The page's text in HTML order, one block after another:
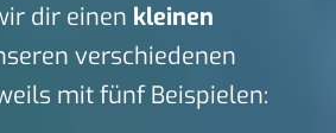
dir einen kleinen
verschiedenen
mit fünf Beispielen: